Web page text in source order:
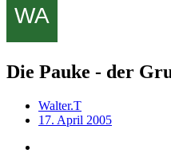
Die Pauke - der
Walter.T
17. April 2005